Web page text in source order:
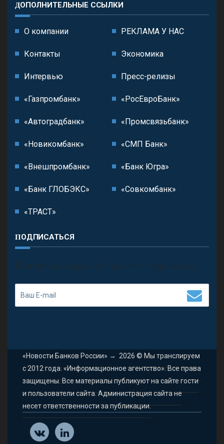
ДОПОЛНИТЕЛЬНЫЕ ССЫЛКИ
О компании РЕКЛАМА У НАС
Контакты Экономика
Интервью Пресс-релизы
«Газпромбанк» «РосЕвроБанк»
«Автоградбанк» «Промсвязьбанк»
«Новикомбанк» «СМП Банк»
«Внешпромбанк» «Банк Югра»
«Банк ГЛОБЭКС» «Совкомбанк»
«ТРАСТ»
ПОДПИСАТЬСЯ
П олучить последние обновления и предложения.
«Новости Банков России» → 2026 © Мы транслируем
с 2012 года. «Информационное агентство». Все права
защищены. Все материалы публикуют на сайте гости
и пользователи сайта. Администрация сайта не
несет ответственности за публикации.